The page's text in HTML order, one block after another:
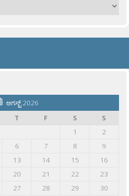
ಆಗಸ್ಟ್ 2026
T F S
S
1
2
6 7 8
9
13 14 15
16
20 21 22
23
27 28 29
30